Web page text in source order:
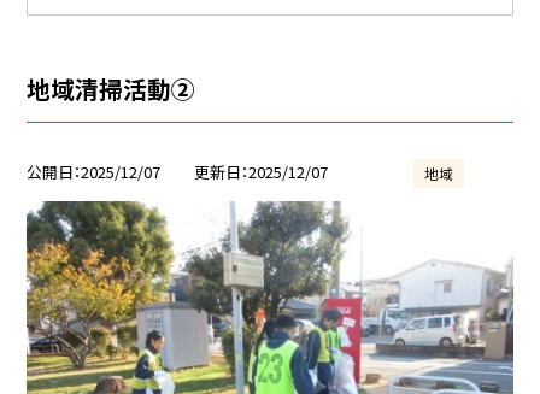
地域清掃活動②
公開日 2025/12/07 更新日 2025/12/07 地域